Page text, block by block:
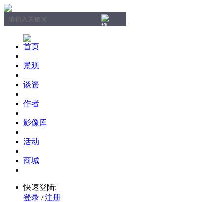
首页
景观
谈资
作者
影像库
活动
商城
快速登陆:
登录 / 注册